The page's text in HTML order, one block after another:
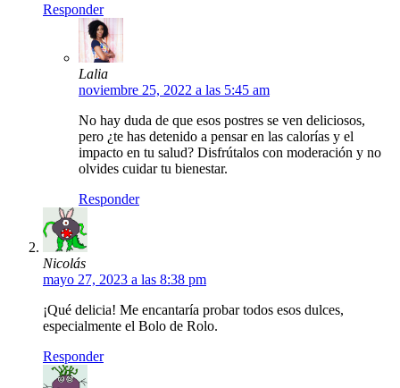
Responder
Lalia
noviembre 25, 2022 a las 5:45 am
No hay duda de que esos postres se ven deliciosos,
pero ¿te has detenido a pensar en las calorías y el
impacto en tu salud? Disfrútalos con moderación y no
olvides cuidar tu bienestar.
Responder
Nicolás
mayo 27, 2023 a las 8:38 pm
¡Qué delicia! Me encantaría probar todos esos dulces,
especialmente el Bolo de Rolo.
Responder